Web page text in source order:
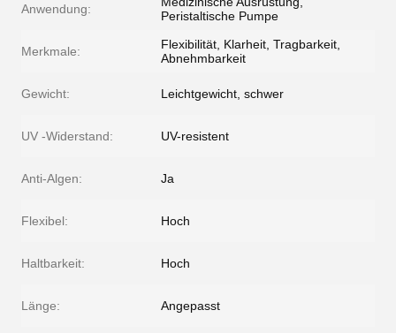
Anwendung:
Peristaltische Pumpe
Merkmale:
Flexibilität, Klarheit, Tragbarkeit,
Abnehmbarkeit
Gewicht: Leichtgewicht, schwer
UV -Widerstand: UV-resistent
Anti-Algen: Ja
Flexibel: Hoch
Haltbarkeit: Hoch
Länge: Angepasst